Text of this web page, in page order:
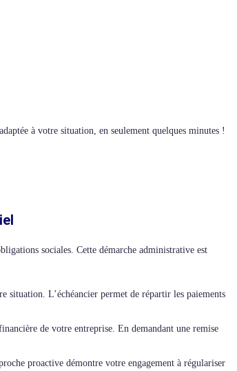
adaptée à votre situation, en seulement quelques minutes !
sociales. Cette démarche administrative est
situation. L’échéancier permet de répartir les paiements
de votre entreprise. En demandant une remise
proactive démontre votre engagement à régulariser